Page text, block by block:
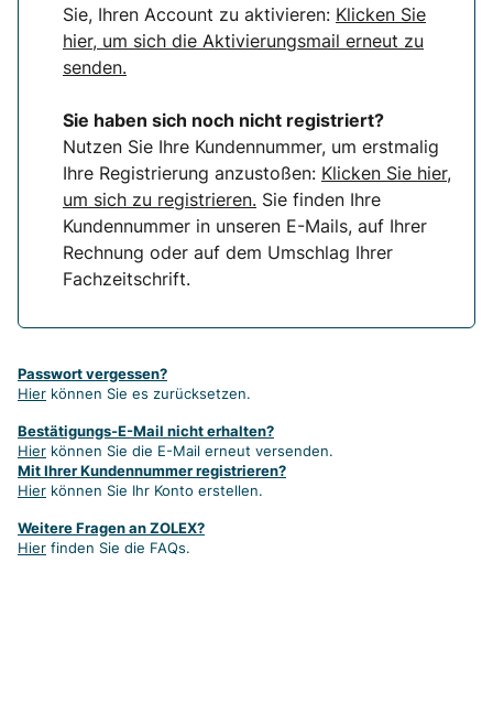
Sie, Ihren Account zu aktivieren: Klicken Sie
hier, um sich die Aktivierungsmail erneut zu
senden.
Sie haben sich noch nicht registriert?
Nutzen Sie Ihre Kundennummer, um erstmalig
Ihre Registrierung anzustoßen: Klicken Sie hier,
um sich zu registrieren. Sie finden Ihre
Kundennummer in unseren E-Mails, auf Ihrer
Rechnung oder auf dem Umschlag Ihrer
Fachzeitschrift.
Passwort vergessen?
Hier können Sie es zurücksetzen.
Bestätigungs-E-Mail nicht erhalten?
Hier können Sie die E-Mail erneut versenden.
Mit Ihrer Kundennummer registrieren?
Hier können Sie Ihr Konto erstellen.
Weitere Fragen an ZOLEX?
Hier finden Sie die FAQs.